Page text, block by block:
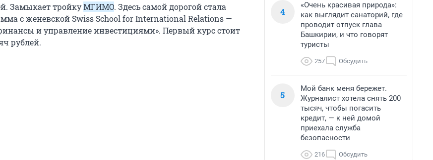
Замыкает тройкуМГИМО. Здесь самой дорогой стала
с женевской Swiss School for International Relations —
и управление инвестициями». Первый курс стоит
рублей.
4
«Очень красивая природа»:
как выглядит санаторий, где
проводит отпуск глава
Башкирии, и что говорят
туристы
257 Обсудить
5
Мой банк меня бережет.
Журналист хотела снять 200
тысяч, чтобы погасить
кредит, — к ней домой
приехала служба
безопасности
216 Обсудить